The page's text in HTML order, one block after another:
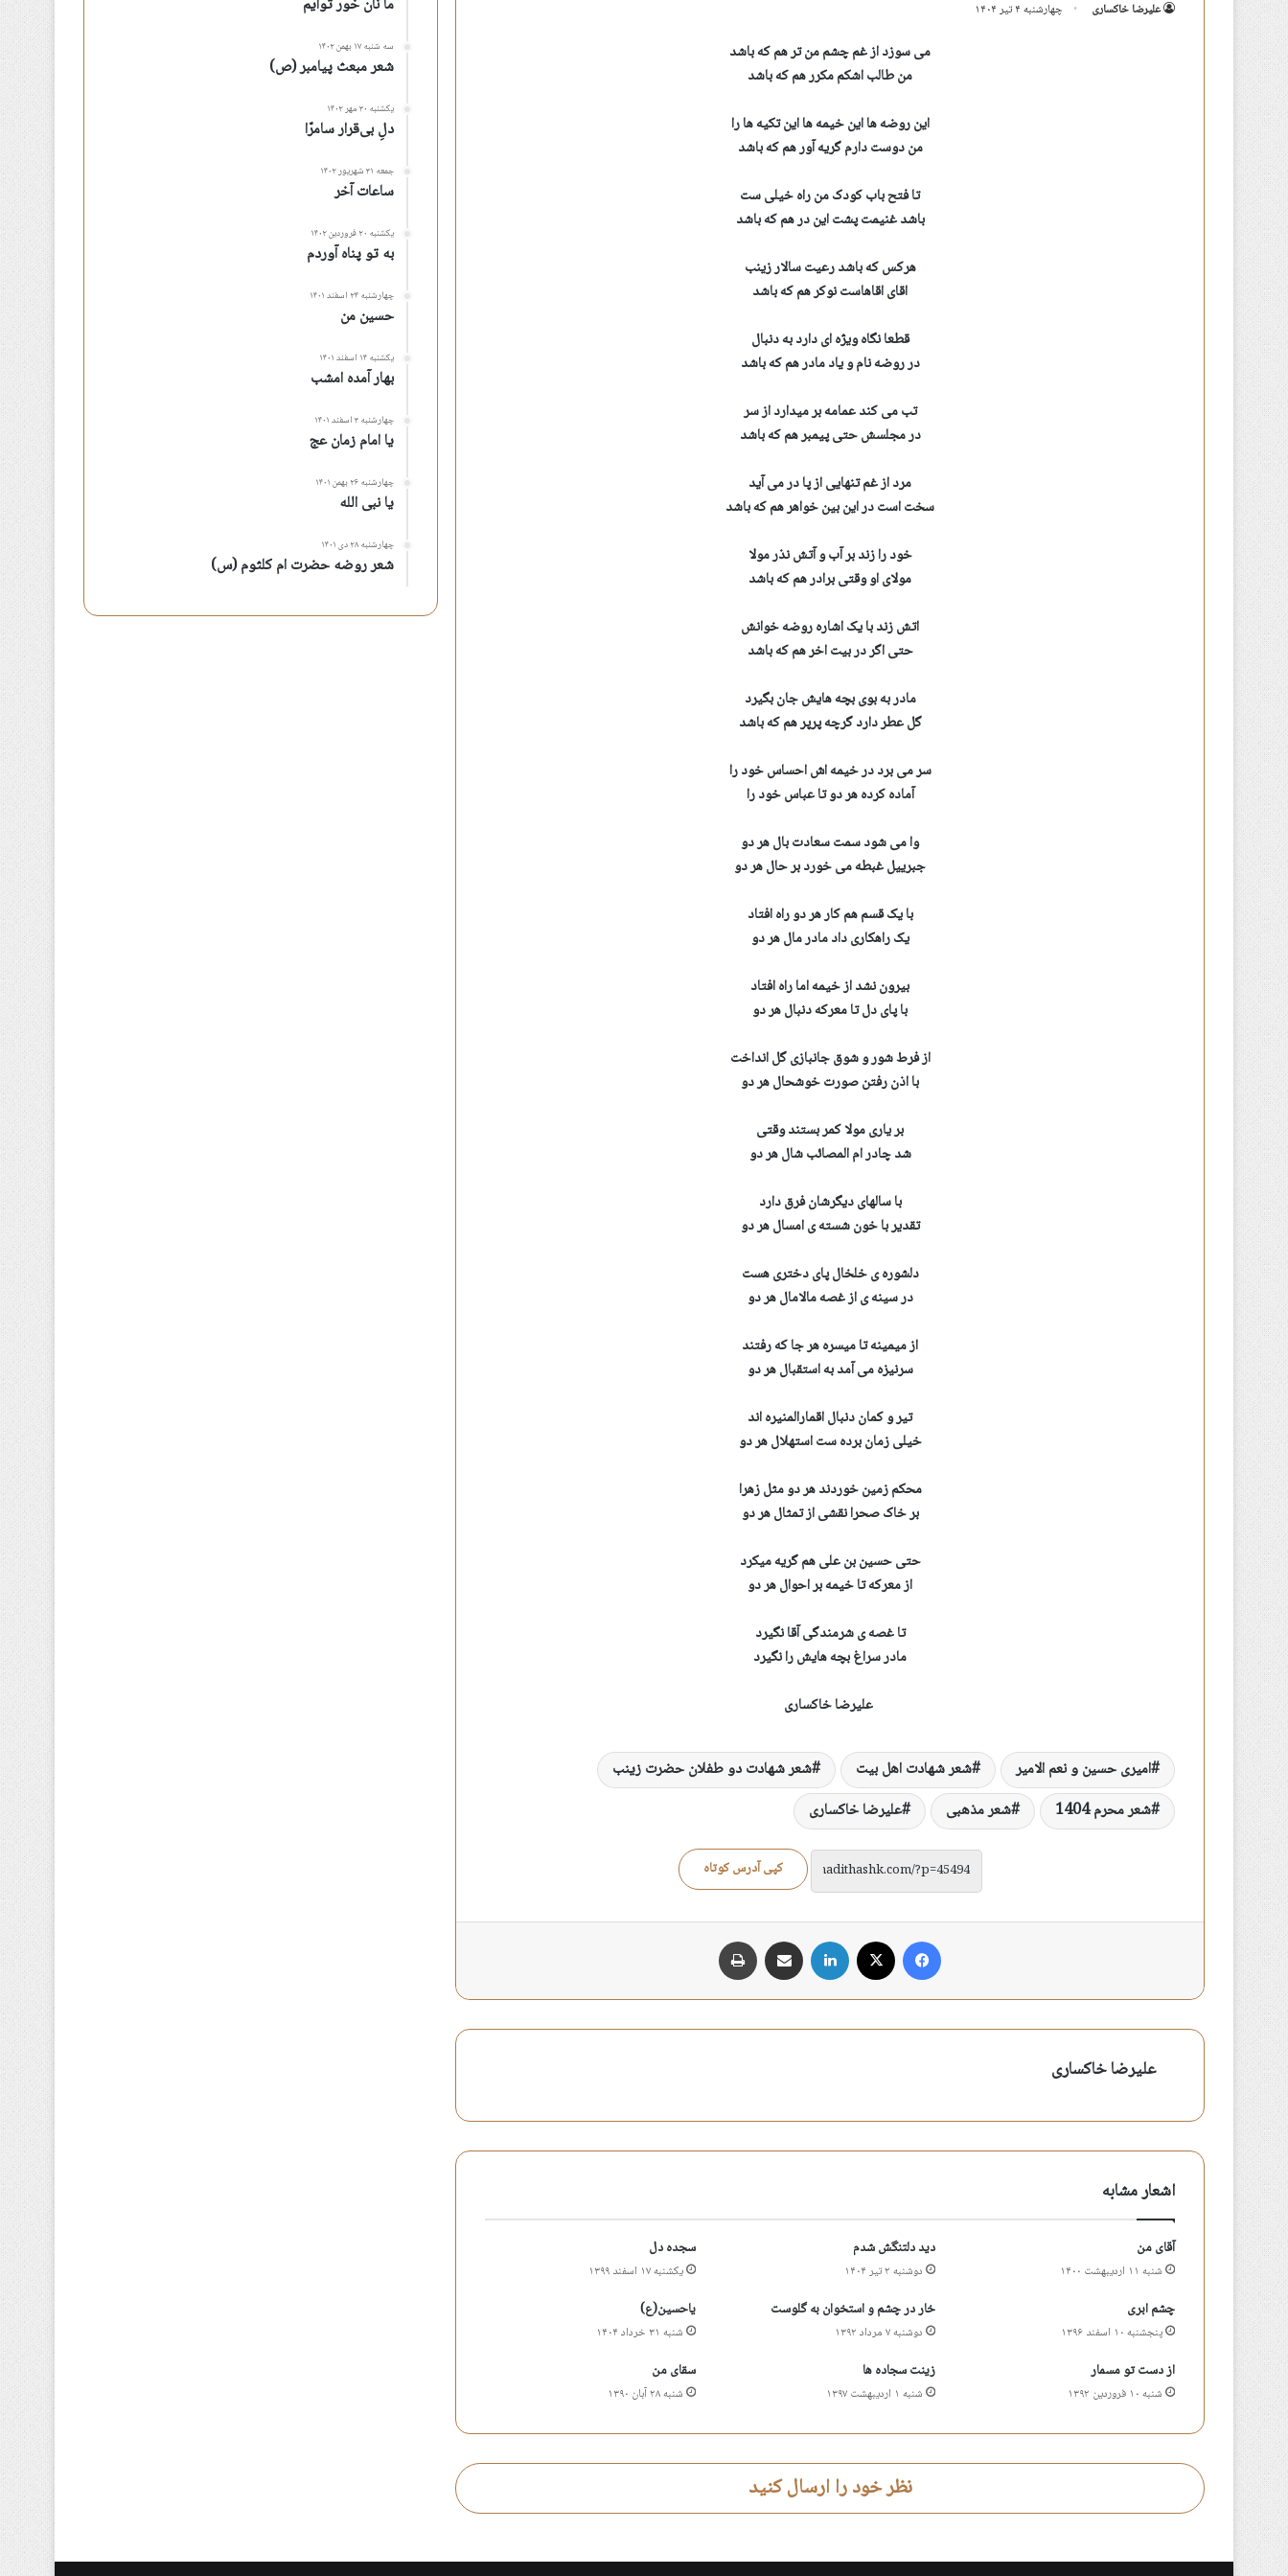
علیرضا خاکساری چهارشنبه ۴ تیر ۱۴۰۴
می سوزد از غم چشم من تر هم که باشد
من طالب اشکم مکرر هم که باشد
این روضه ها این خیمه ها این تکیه ها را
من دوست دارم گریه آور هم که باشد
تا فتح باب کودک من راه خیلی ست
باشد غنیمت پشت این در هم که باشد
هرکس که باشد رعیت سالار زینب
اقای اقاهاست نوکر هم که باشد
قطعا نگاه ویژه ای دارد به دنبال
در روضه نام و یاد مادر هم که باشد
تب می کند عمامه بر میدارد از سر
در مجلسش حتی پیمبر هم که باشد
مرد از غم تنهایی از پا در می آید
سخت است در این بین خواهر هم که باشد
خود را زند بر آب و آتش نذر مولا
مولای او وقتی برادر هم که باشد
اتش زند با یک اشاره روضه خوانش
حتی اگر در بیت اخر هم که باشد
مادر به بوی بچه هایش جان بگیرد
گل عطر دارد گرچه پرپر هم که باشد
سر می برد در خیمه اش احساس خود را
آماده کرده هر دو تا عباس خود را
وا می شود سمت سعادت بال هر دو
جبرییل غبطه می خورد بر حال هر دو
با یک قسم هم کار هر دو راه افتاد
یک راهکاری داد مادر مال هر دو
بیرون نشد از خیمه اما راه افتاد
با پای دل تا معرکه دنبال هر دو
از فرط شور و شوق جانبازی گل انداخت
با اذن رفتن صورت خوشحال هر دو
بر یاری مولا کمر بستند وقتی
شد چادر ام المصائب شال هر دو
با سالهای دیگرشان فرق دارد
تقدیر با خون شسته ی امسال هر دو
دلشوره ی خلخال پای دختری هست
در سینه ی از غصه مالامال هر دو
از میمینه تا میسره هر جا که رفتند
سرنیزه می آمد به استقبال هر دو
تیر و کمان دنبال اقمارالمنیره اند
خیلی زمان برده ست استهلال هر دو
محکم زمین خوردند هر دو مثل زهرا
بر خاک صحرا نقشی از تمثال هر دو
حتی حسین بن علی هم گریه میکرد
از معرکه تا خیمه بر احوال هر دو
تا غصه ی شرمندگی آقا نگیرد
مادر سراغ بچه هایش را نگیرد
علیرضا خاکساری
امیری حسین و نعم الامیر شعر شهادت اهل بیت
شعر شهادت دو طفلان حضرت زینب
شعر محرم 1404
شعر مذهبی علیرضا خاکساری
کپی آدرس کوتاه
فیس بوک لینکدین اشتراک گذاری از طریق ایمیل
علیرضا خاکساری
اشعار مشابه
آقای من
شنبه ۱۱ اردیبهشت ۱۴۰۰
دید دلتنگش شدم
دوشنبه ۲ تیر ۱۴۰۴
سجده دل
یکشنبه ۱۷ اسفند ۱۳۹۹
چشم ابری
پنجشنبه ۱۰ اسفند ۱۳۹۶
خار در چشم و استخوان به گلوست
دوشنبه ۷ مرداد ۱۳۹۲
یاحسین(ع)
شنبه ۳۱ خرداد ۱۴۰۴
از دست تو مسمار
شنبه ۱۰ فروردین ۱۳۹۲
زینت سجاده ها
شنبه ۱ اردیبهشت ۱۳۹۷
سقای من
شنبه ۲۸ آبان ۱۳۹۰
نظر خود را ارسال کنید
ما نان خور توأیم
سه شنبه ۱۷ بهمن ۱۴۰۲
شعر مبعث پیامبر (ص)
یکشنبه ۳۰ مهر ۱۴۰۲
دلِ بی‌قرار سامرّا
جمعه ۳۱ شهریور ۱۴۰۲
ساعات آخر
یکشنبه ۲۰ فروردین ۱۴۰۲
به تو پناه آوردم
چهارشنبه ۲۴ اسفند ۱۴۰۱
حسین من
یکشنبه ۱۴ اسفند ۱۴۰۱
بهار آمده امشب
چهارشنبه ۳ اسفند ۱۴۰۱
یا امام زمان عج
چهارشنبه ۲۶ بهمن ۱۴۰۱
یا نبی الله
چهارشنبه ۲۸ دی ۱۴۰۱
شعر روضه حضرت ام کلثوم (س)